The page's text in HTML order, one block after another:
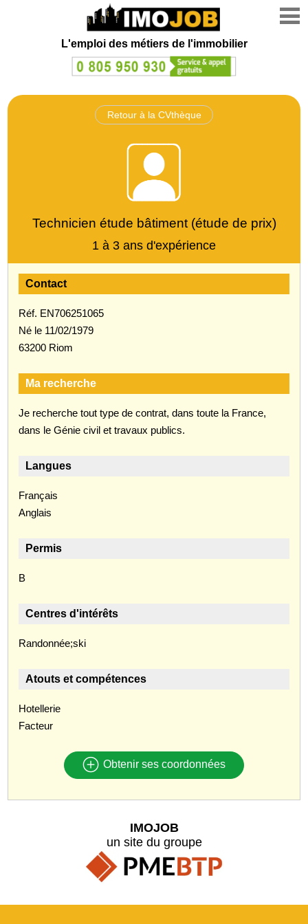
L'emploi des métiers de l'immobilier
Retour à la CVthèque
Technicien étude bâtiment (étude de prix)
1 à 3 ans d'expérience
Contact
Réf. EN706251065
Né le 11/02/1979
63200 Riom
Ma recherche
Je recherche tout type de contrat, dans toute la France,
dans le Génie civil et travaux publics.
Langues
Français
Anglais
Permis
B
Centres d'intérêts
Randonnée;ski
Atouts et compétences
Hotellerie
Facteur
Obtenir ses coordonnées
IMOJOB
un site du groupe